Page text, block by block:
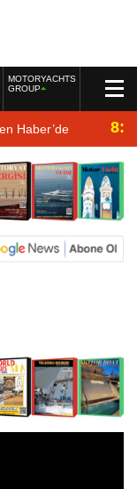
MOTORYACHTS
GROUP
Haber’de